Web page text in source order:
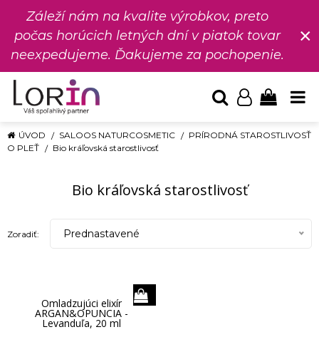
Záleží nám na kvalite výrobkov, preto
počas horúcich letných dní v piatok tovar
neexpedujeme. Ďakujeme za pochopenie.
×
ÚVOD SALOOS NATURCOSMETIC
PRÍRODNÁ STAROSTLIVOSŤ
O PLEŤ
Bio kráľovská starostlivosť
Bio kráľovská starostlivosť
Zoradiť: Prednastavené
Omladzujúci elixír
ARGAN&OPUNCIA -
Levanduľa, 20 ml